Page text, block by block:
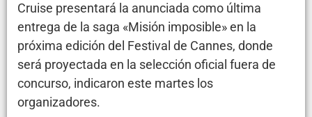
Cruise presentará la anunciada como última
entrega de la saga «Misión imposible» en la
próxima edición del Festival de Cannes, donde
será proyectada en la selección oficial fuera de
concurso, indicaron este martes los
organizadores.